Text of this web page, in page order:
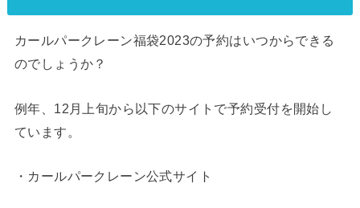
カールパークレーン福袋2023の予約はいつからできる
のでしょうか？
例年、12月上旬から以下のサイトで予約受付を開始し
ています。
・カールパークレーン公式サイト